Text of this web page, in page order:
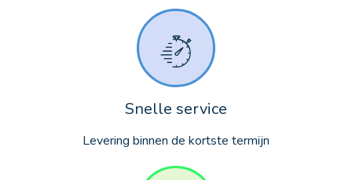
Snelle service
Levering binnen de kortste termijn